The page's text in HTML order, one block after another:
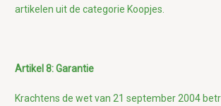
artikelen uit de categorie Koopjes.
Artikel 8: Garantie
Krachtens de wet van 21 september 2004